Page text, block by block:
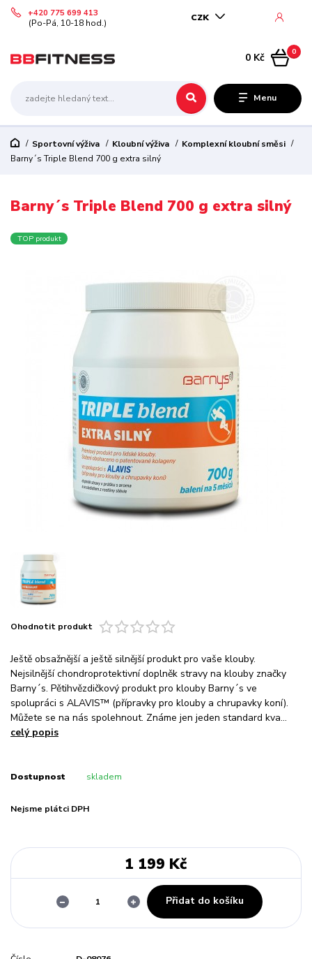
Menu
CZK
+420 775 699 413
(Po-Pá, 10-18 hod.)
0
0 Kč
Sportovní výživa Kloubní výživa
Komplexní kloubní směsi
Barny´s Triple Blend 700 g extra silný
Barny´s Triple Blend 700 g extra silný
TOP produkt
Ohodnotit produkt
Ještě obsažnější a ještě silnější produkt pro vaše klouby.
Nejsilnější chondroprotektivní doplněk stravy na klouby značky
Barny´s. Pětihvězdičkový produkt pro klouby Barny´s ve
spolupráci s ALAVIS™ (přípravky pro klouby a chrupavky koní).
Můžete se na nás spolehnout. Známe jen jeden standard kva...
celý popis
Dostupnost skladem
Nejsme plátci DPH
1 199 Kč
Přidat do košíku